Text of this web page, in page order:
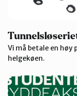
Vi må betale en
helgekøen.